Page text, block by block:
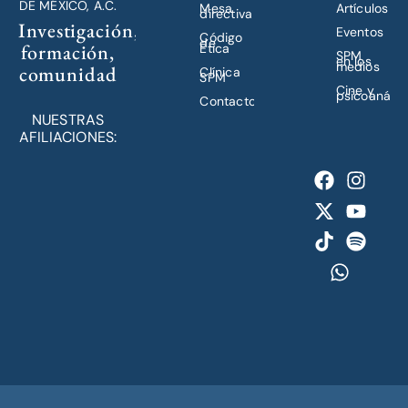
DE MÉXICO, A.C.
Investigación,
formación,
comunidad
NUESTRAS
AFILIACIONES:
Mesa
directiva
Código
de
Ética
Clínica
SPM
Contacto
Artículos
Eventos
SPM
en los
medios
Cine y